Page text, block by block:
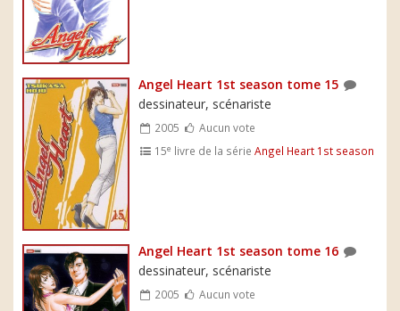
Angel Heart 1st season tome 15
dessinateur, scénariste
2005
Aucun vote
15e livre de la sérieAngel Heart 1st season
Angel Heart 1st season tome 16
dessinateur, scénariste
2005
Aucun vote